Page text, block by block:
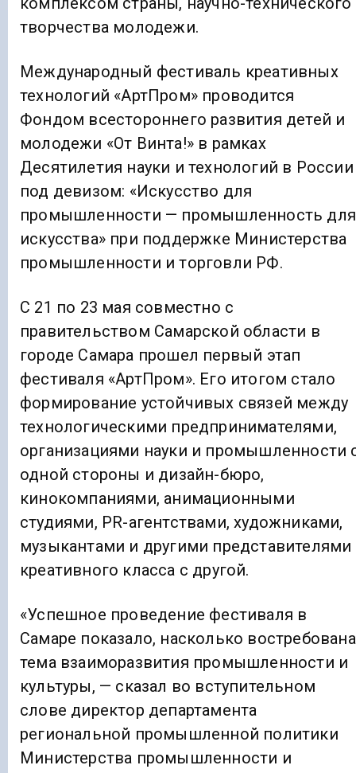
творчества молодежи.
Международный фестиваль креативных
технологий «АртПром» проводится
Фондом всестороннего развития детей и
молодежи «От Винта!» в рамках
Десятилетия науки и технологий в России
под девизом: «Искусство для
промышленности — промышленность для
искусства» при поддержке Министерства
промышленности и торговли РФ.
C 21 по 23 мая совместно с
правительством Самарской области в
городе Самара прошел первый этап
фестиваля «АртПром». Его итогом стало
формирование устойчивых связей между
технологическими предпринимателями,
организациями науки и промышленности
одной стороны и дизайн-бюро,
кинокомпаниями, анимационными
студиями, PR-агентствами, художниками,
музыкантами и другими представителями
креативного класса с другой.
«Успешное проведение фестиваля в
Самаре показало, насколько востребована
тема взаиморазвития промышленности и
культуры, — сказал во вступительном
слове директор департамента
региональной промышленной политики
Министерства промышленности и